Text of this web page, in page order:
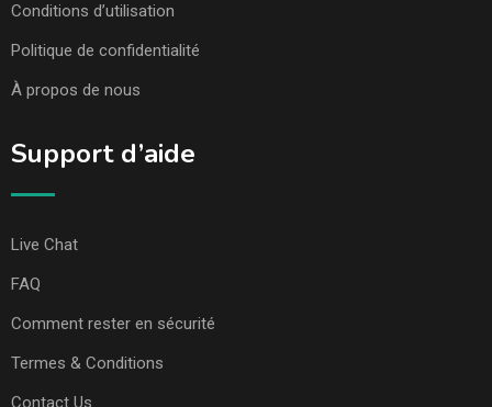
Conditions d’utilisation
Politique de confidentialité
À propos de nous
Support d’aide
Live Chat
FAQ
Comment rester en sécurité
Termes & Conditions
Contact Us